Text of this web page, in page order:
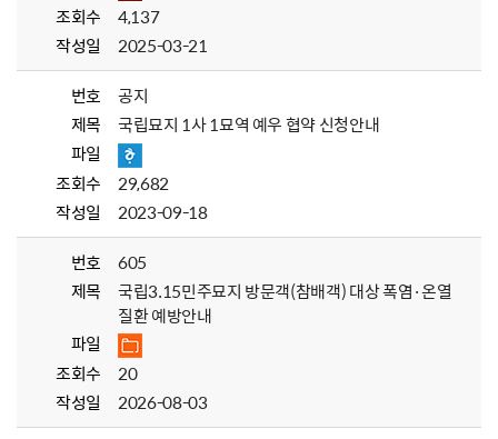
조회수
4,137
작성일
2025-03-21
번호
공지
제목
국립묘지 1사 1묘역 예우 협약 신청안내
파일
조회수
29,682
작성일
2023-09-18
번호
605
제목
국립3.15민주묘지 방문객(참배객) 대상 폭염·온열
질환 예방안내
파일
조회수
20
작성일
2026-08-03